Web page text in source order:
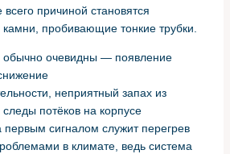
причиной становятся
пробивающие тонкие трубки.
обычно очевидны — появление
неприятный запах из
потёков на корпусе
первым сигналом служит перегрев
в климате, ведь система